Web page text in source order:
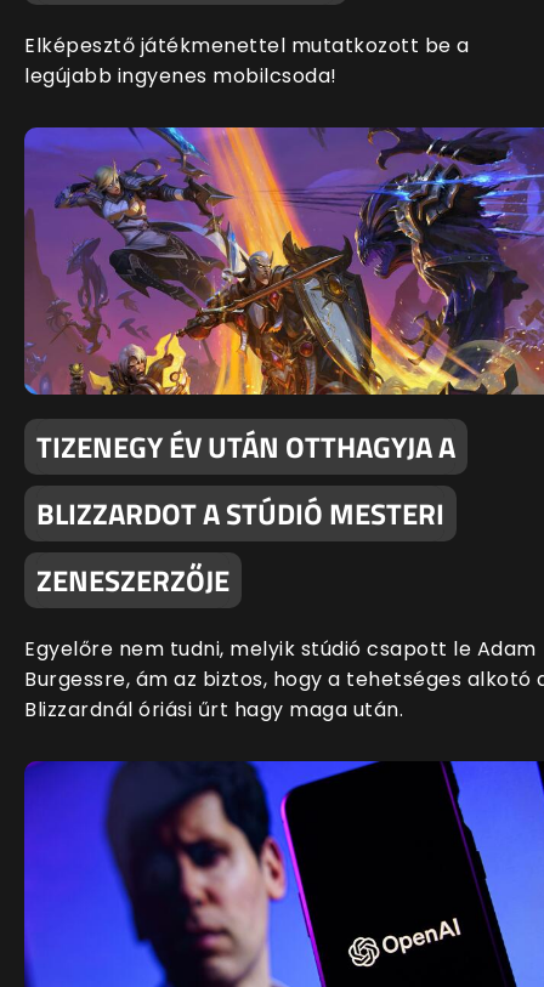
Elképesztő játékmenettel mutatkozott be a
legújabb ingyenes mobilcsoda!
TIZENEGY ÉV UTÁN OTTHAGYJA A
BLIZZARDOT A STÚDIÓ MESTERI
ZENESZERZŐJE
Egyelőre nem tudni, melyik stúdió csapott le Adam
Burgessre, ám az biztos, hogy a tehetséges alkotó
Blizzardnál óriási űrt hagy maga után.